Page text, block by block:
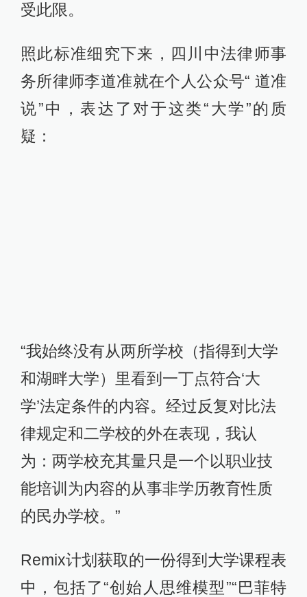
受此限。
照此标准细究下来，四川中法律师事
务所律师李道准就在个人公众号“ 道准
说”中，表达了对于这类“大学”的质
疑：
“我始终没有从两所学校（指得到大学
和湖畔大学）里看到一丁点符合‘大
学’法定条件的内容。经过反复对比法
律规定和二学校的外在表现，我认
为：两学校充其量只是一个以职业技
能培训为内容的从事非学历教育性质
的民办学校。”
Remix计划获取的一份得到大学课程表
中，包括了“创始人思维模型”“巴菲特